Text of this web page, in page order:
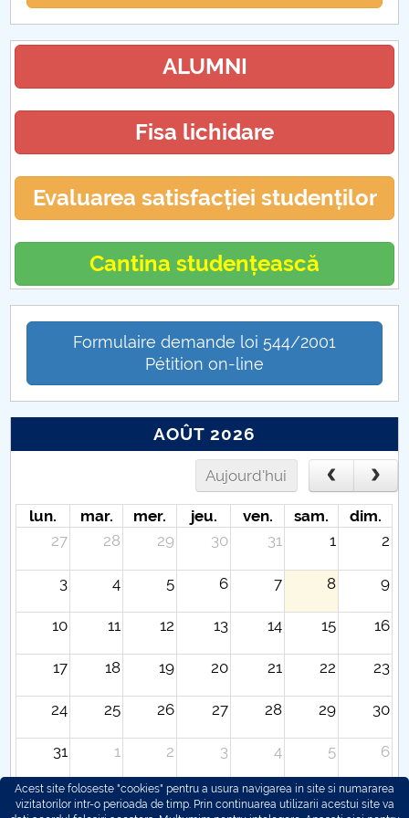
ALUMNI
Fisa lichidare
Evaluarea satisfacției studenților
Cantina studențească
Formulaire demande loi 544/2001
Pétition on-line
AOÛT 2026
Aujourd'hui
lun. mar. mer. jeu. ven. sam.
dim.
27
28 29 30 31 1 2
3 4 5 6 7 8 9
10 11 12 13 14 15 16
17 18 19 20 21 22 23
24 25 26 27 28 29 30
31 1 2 3 4 5 6
Acest site foloseste "cookies" pentru a usura navigarea in site si numararea
vizitatorilor intr-o perioada de timp. Prin continuarea utilizarii acestui site va